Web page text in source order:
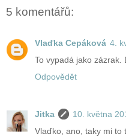
5 komentářů:
Vlaďka Cepáková 4.
To vypadá jako zázrak.
Odpovědět
Jitka
10. května
Vlaďko, ano, taky mi to